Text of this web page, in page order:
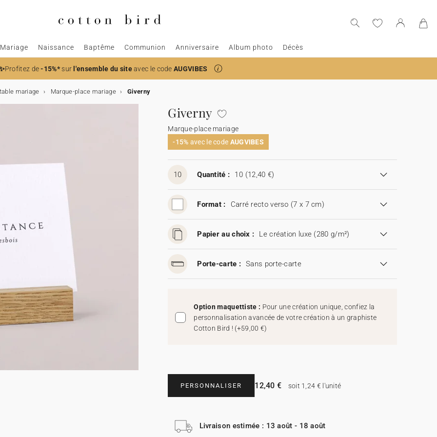
Mariage Naissance Baptême Communion Anniversaire Album photo Décès
Profitez de-15%*surl'ensemble du siteavec le code AUGVIBES
mariage Marque-place mariage Giverny
Giverny
Marque-place mariage
-15% avec le code AUGVIBES
10 Quantité : 10 (12,40 €)
Format : Carré recto verso (7 x 7 cm)
Papier au choix : Le création luxe (280 g/m²)
Porte-carte : Sans porte-carte
Option maquettiste : Pour une création unique, confiez la
personnalisation avancée de votre création à un graphiste
Cotton Bird ! (+59,00 €)
PERSONNALISER 12,40 € soit 1,24 € l'unité
Livraison estimée : 13 août - 18 août